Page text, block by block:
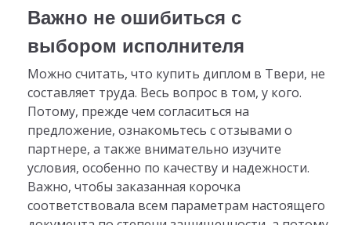
Важно не ошибиться с
выбором исполнителя
Можно считать, что купить диплом в Твери, не
составляет труда. Весь вопрос в том, у кого.
Потому, прежде чем согласиться на
предложение, ознакомьтесь с отзывами о
партнере, а также внимательно изучите
условия, особенно по качеству и надежности.
Важно, чтобы заказанная корочка
соответствовала всем параметрам настоящего